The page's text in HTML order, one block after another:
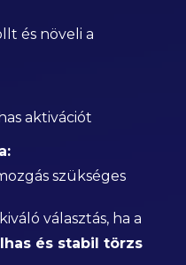
és növeli a
aktivációt
szükséges
kiváló választás, ha a
és stabil törzs